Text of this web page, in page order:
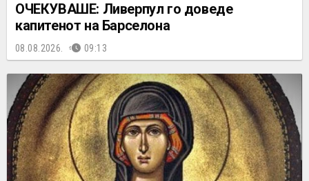
ОЧЕКУВАШЕ: Ливерпул го доведе
капитенот на Барселона
08.08.2026. 09:13